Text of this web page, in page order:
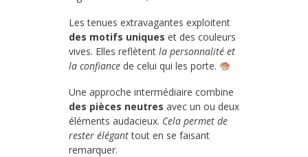
Les tenues extravagantes exploitent
des motifs uniques et des couleurs
vives. Elles reflètent la personnalité et
la confiance de celui qui les porte.
Une approche intermédiaire combine
des pièces neutres avec un ou deux
éléments audacieux. Cela permet de
rester éléganttout en se faisant
remarquer.